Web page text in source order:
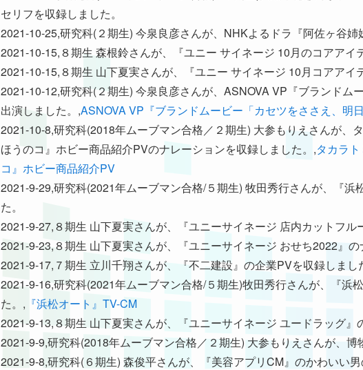
セリフを収録しました。
2021-10-25,研究科(２期生) 今泉良彦さんが、NHKよるドラ『阿佐ヶ谷姉
2021-10-15,８期生 森根鈴さんが、『ユニー サイネージ 10月のコアアイ
2021-10-15,８期生 山下夏実さんが、『ユニー サイネージ 10月コアアイ
2021-10-12,研究科(２期生) 今泉良彦さんが、ASNOVA VP『ブランドム
出演しました。,ASNOVA VP『ブランドムービー「カセツをささえ、明
2021-10-8,研究科(2018年ムーブマン合格／２期生) 大参もりえさんが、
ほうのコ』ホビー商品紹介PVのナレーションを収録しました。,タカラ
コ』ホビー商品紹介PV
2021-9-29,研究科(2021年ムーブマン合格/５期生) 牧田秀行さんが、『
た。
2021-9-27,８期生 山下夏実さんが、『ユニーサイネージ 店内カットフル
2021-9-23,８期生 山下夏実さんが、『ユニーサイネージ おせち2022』の
2021-9-17,７期生 立川千翔さんが、『不二建設』の企業PVを収録しまし
2021-9-16,研究科(2021年ムーブマン合格/５期生)牧田秀行さんが、『浜
た。, 『浜松オート』TV-CM
2021-9-13,８期生 山下夏実さんが、『ユニーサイネージ ユードラッグ』
2021-9-9,研究科(2018年ムーブマン合格／２期生) 大参もりえさんが、博
2021-9-8,研究科(６期生) 森俊平さんが、『美容アプリCM』のかわいい男